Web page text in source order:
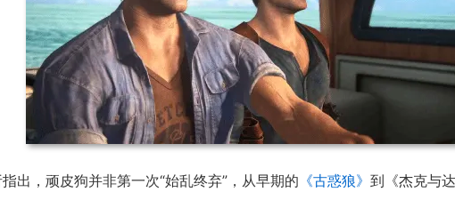
出，顽皮狗并非第一次“始乱终弃”，从早期的 《古惑狼》 到《杰克与